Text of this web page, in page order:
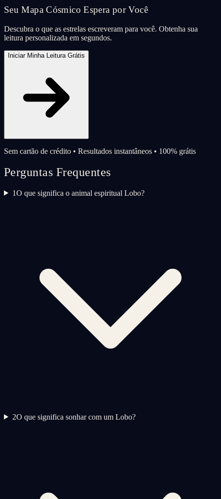
Seu Mapa Cósmico Espera por Você
Descubra o que as estrelas escreveram para você. Obtenha sua
leitura personalizada em segundos.
Iniciar Minha Leitura Grátis
Sem cartão de crédito • Resultados instantâneos • 100% grátis
Perguntas Frequentes
1O que significa o animal espiritual Lobo?
2O que significa sonhar com um Lobo?